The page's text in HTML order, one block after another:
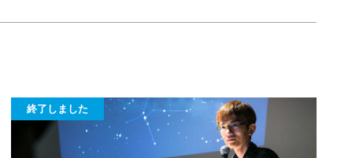
終了しました